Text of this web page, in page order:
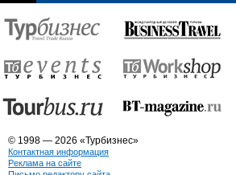
© 1998 — 2026 «Турбизнес»
Контактная информация
Реклама на сайте